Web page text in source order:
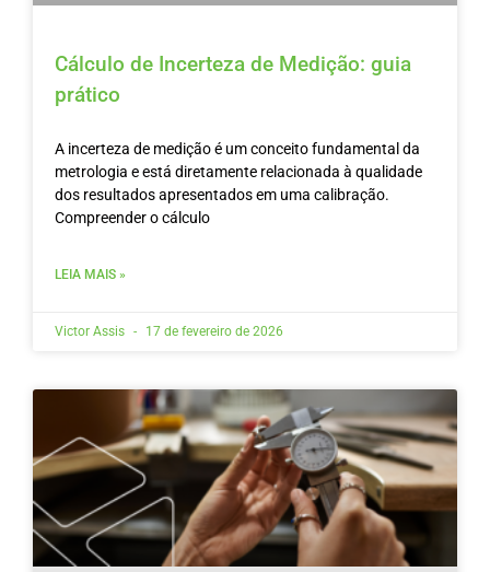
Cálculo de Incerteza de Medição: guia
prático
A incerteza de medição é um conceito fundamental da
metrologia e está diretamente relacionada à qualidade
dos resultados apresentados em uma calibração.
Compreender o cálculo
LEIA MAIS »
Victor Assis 17 de fevereiro de 2026